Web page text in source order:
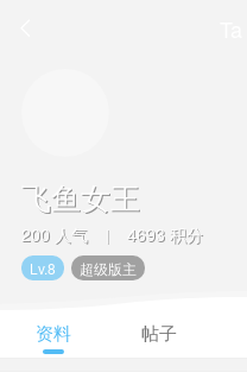
飞鱼女王
200 人气 | 4693 积分
Lv.8 超级版主
资料 帖子